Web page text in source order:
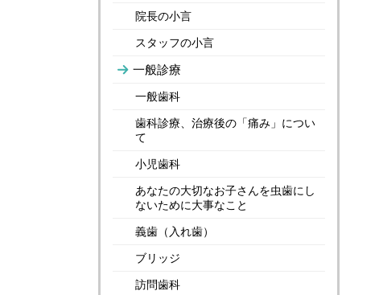
院長の小言
スタッフの小言
一般診療
一般歯科
歯科診療、治療後の「痛み」につい
て
小児歯科
あなたの大切なお子さんを虫歯にし
ないために大事なこと
義歯（入れ歯）
ブリッジ
訪問歯科